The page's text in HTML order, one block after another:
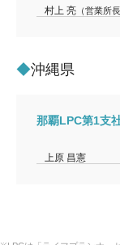
村上 亮 （営業所長
沖縄県
那覇LPC第1支
上原 昌憲